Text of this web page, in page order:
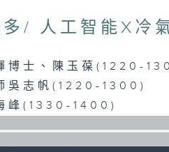
/ 人工智能X冷
博士、陳玉葆(1220-
吳志帆(1220-1300)
峰(1330-1400)